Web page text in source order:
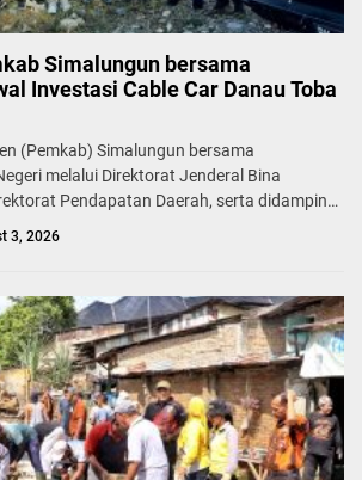
Simalungun bersama
Investasi Cable Car Danau Toba
(Pemkab) Simalungun bersama
melalui Direktorat Jenderal Bina
Pendapatan Daerah, serta didampingi
3, 2026